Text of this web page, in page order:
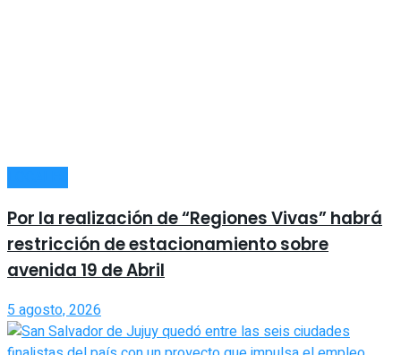
Por la realización de “Regiones Vivas” habrá
restricción de estacionamiento sobre
avenida 19 de Abril
5 agosto, 2026